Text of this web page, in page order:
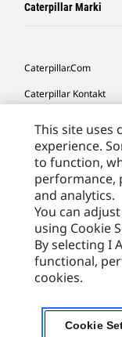
Caterpillar Marki
Caterpillar.com
Caterpillar Kontakt
Moje Preferencje
Site Map
Cookie Settings
Legal
Privacy
Europe - Polish© 2026
This site uses
experience.
to function,
performance,
and analytics.
You can
using Cookie
By selecting I
functional,
cookies.
Cookie